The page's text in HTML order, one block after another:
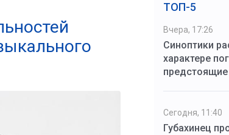
ТОП-5
Вчера, 17:26
Синоптики
характере
Сегодня, 11:40
Губахинец